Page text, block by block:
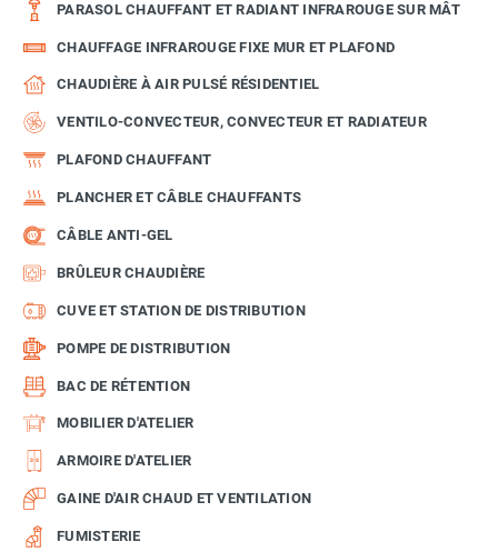
PARASOL CHAUFFANT ET RADIANT INFRAROUGE SUR MÂT
CHAUFFAGE INFRAROUGE FIXE MUR ET PLAFOND
CHAUDIÈRE À AIR PULSÉ RÉSIDENTIEL
VENTILO-CONVECTEUR, CONVECTEUR ET RADIATEUR
PLAFOND CHAUFFANT
PLANCHER ET CÂBLE CHAUFFANTS
CÂBLE ANTI-GEL
BRÛLEUR CHAUDIÈRE
CUVE ET STATION DE DISTRIBUTION
POMPE DE DISTRIBUTION
BAC DE RÉTENTION
MOBILIER D'ATELIER
ARMOIRE D'ATELIER
GAINE D'AIR CHAUD ET VENTILATION
FUMISTERIE